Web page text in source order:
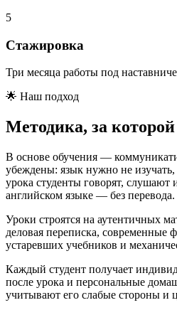
5
Стажировка
Три месяца работы под
🌟 Наш подход
Методика, за которой
В основе обучения —
убеждены: язык нужно не изучать,
урока студенты говорят, слушают
английском языке — без перевода.
Уроки строятся на аутентичных
деловая переписка,
устаревших учебников и
Каждый студент получает
после урока и персональные
учитывают его слабые стороны и